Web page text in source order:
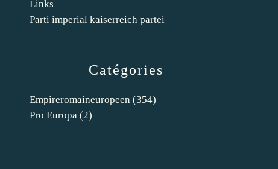
Catégories
Empireromaineuropeen (354)
Pro Europa (2)
Links
Parti imperial kaiserreich partei